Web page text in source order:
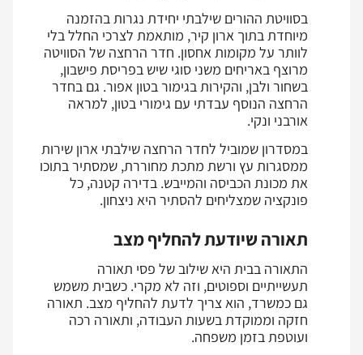
בסוויטת ההורים שילבתי יחידת נגרות בהזמנה
מיוחדת בתוך ארון קיר, מותאמת לצרכי החלל בלי
לוותר על מקומות אחסון. חדר הרחצה של הסוויטה
מרוצף באריחים משני סוגי שיש בפריסת פישבון,
בשחור ולבן, והקירות בגימור בטון אפור. גם בחדר
הרחצה הנוסף עבדתי עם גימורי בטון, למראה
אורבני ונקי.
במסדרון שמוביל לחדר הרחצה שילבתי ארון שירות
ממסגרות עץ ורשת מתכת מחוררת, שמסתיר בתוכו
את מכונת הכביסה והמייבש. בדירה קטנה, כל
פונקציה שמצליחים להסתיר היא ניצחון.
תאורה שיודעת להחליף מצב
התאורה בבית היא שילוב של פסי תאורה
תעשייתיים וספוטים, וזה לא מקרי. כשבית משמש
גם כמשרד, הוא צריך לדעת להחליף מצב. תאורה
חזקה וממוקדת בשעות העבודה, ותאורה רכה
ועוטפת בזמן משפחה.